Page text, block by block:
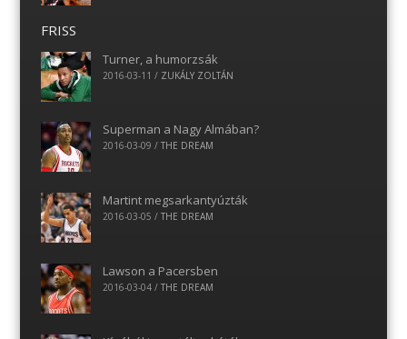
FRISS
Turner, a humorzsák
2016-03-11 / ZUKÁLY ZOLTÁN
Superman a Nagy Almában?
2016-03-09 / THE DREAM
Martint megsarkantyúzták
2016-03-05 / THE DREAM
Lawson a Pacersben
2016-03-04/ THE DREAM